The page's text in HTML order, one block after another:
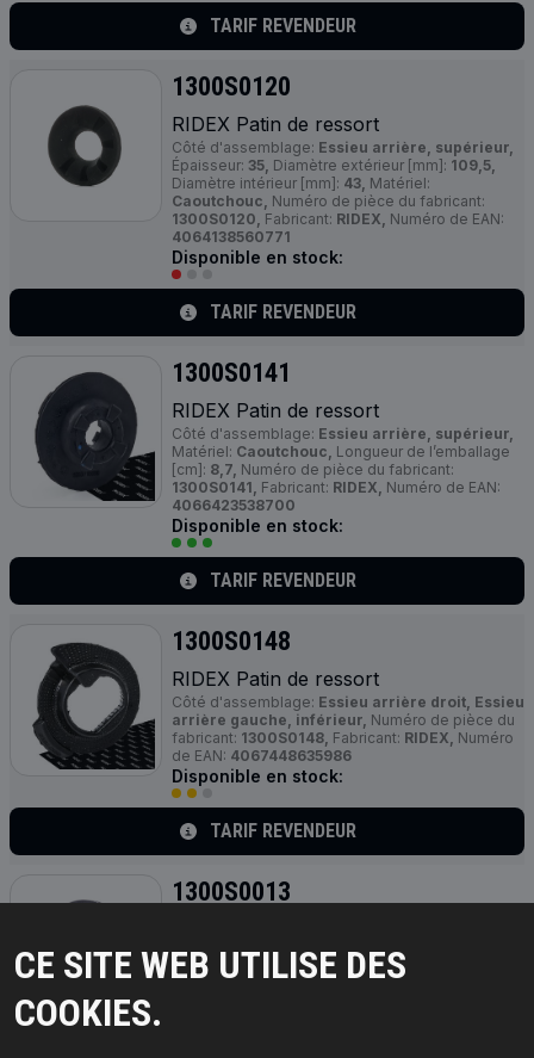
CE SITE WEB UTILISE DES
COOKIES.
TARIF REVENDEUR
1300S0120
RIDEX Patin de ressort
Côté d'assemblage: Essieu arrière, supérieur,
Épaisseur: 35, Diamètre extérieur [mm]: 109,5,
Diamètre intérieur [mm]: 43, Matériel:
Caoutchouc, Numéro de pièce du fabricant:
1300S0120, Fabricant: RIDEX, Numéro de EAN:
4064138560771
Disponible en stock:
TARIF REVENDEUR
1300S0141
RIDEX Patin de ressort
Côté d'assemblage: Essieu arrière, supérieur,
Matériel: Caoutchouc, Longueur de l’emballage
[cm]: 8,7, Numéro de pièce du fabricant:
1300S0141, Fabricant: RIDEX, Numéro de EAN:
4066423538700
Disponible en stock:
TARIF REVENDEUR
1300S0148
RIDEX Patin de ressort
Côté d'assemblage: Essieu arrière droit, Essieu
arrière gauche, inférieur, Numéro de pièce du
fabricant: 1300S0148, Fabricant: RIDEX, Numéro
de EAN: 4067448635986
Disponible en stock:
TARIF REVENDEUR
1300S0013
Côté d'assemblage: Essieu arrière, supérieur,
Numéro de pièce du fabricant:1300S0013,